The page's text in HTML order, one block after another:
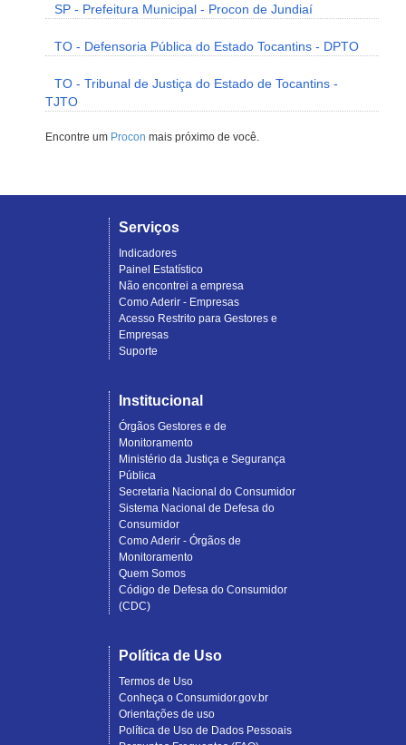
SP - Prefeitura Municipal - Procon de Jundiaí
TO - Defensoria Pública do Estado Tocantins - DPTO
TO - Tribunal de Justiça do Estado de Tocantins -
TJTO
Encontre um Procon mais próximo de você.
Serviços
Indicadores
Painel Estatístico
Não encontrei a empresa
Como Aderir - Empresas
Acesso Restrito para Gestores e
Empresas
Suporte
Institucional
Órgãos Gestores e de
Monitoramento
Ministério da Justiça e Segurança
Pública
Secretaria Nacional do Consumidor
Sistema Nacional de Defesa do
Consumidor
Como Aderir - Órgãos de
Monitoramento
Quem Somos
Código de Defesa do Consumidor
(CDC)
Política de Uso
Termos de Uso
Conheça o Consumidor.gov.br
Orientações de uso
Política de Uso de Dados Pessoais